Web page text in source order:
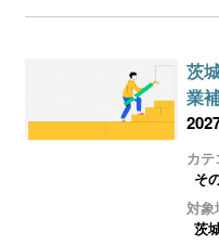
茨
業
カテ
そ
対象
茨